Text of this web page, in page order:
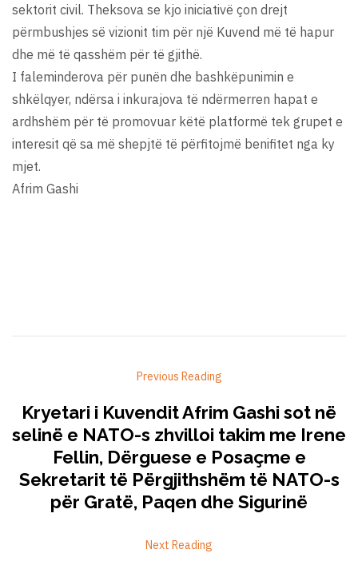
sektorit civil. Theksova se kjo iniciativë çon drejt
përmbushjes së vizionit tim për një Kuvend më të hapur
dhe më të qasshëm për të gjithë.
I faleminderova për punën dhe bashkëpunimin e
shkëlqyer, ndërsa i inkurajova të ndërmerren hapat e
ardhshëm për të promovuar këtë platformë tek grupet e
interesit që sa më shepjtë të përfitojmë benifitet nga ky
mjet.
Afrim Gashi
Previous Reading
Kryetari i Kuvendit Afrim Gashi sot në
selinë e NATO-s zhvilloi takim me Irene
Fellin, Dërguese e Posaçme e
Sekretarit të Përgjithshëm të NATO-s
për Gratë, Paqen dhe Sigurinë
Next Reading